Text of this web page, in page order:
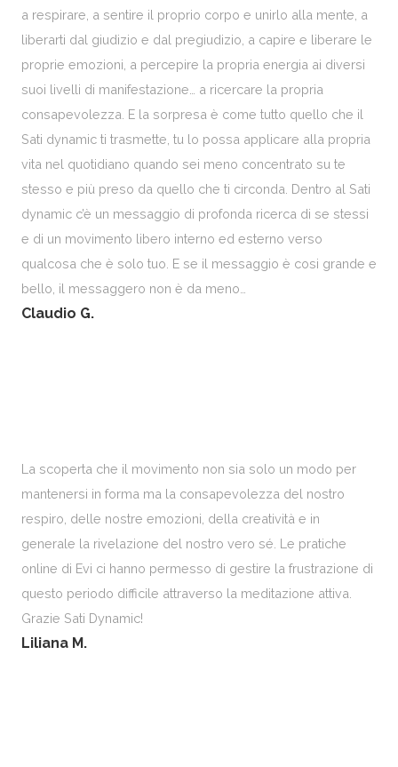
a respirare, a sentire il proprio corpo e unirlo alla mente, a
liberarti dal giudizio e dal pregiudizio, a capire e liberare le
proprie emozioni, a percepire la propria energia ai diversi
suoi livelli di manifestazione… a ricercare la propria
consapevolezza. E la sorpresa è come tutto quello che il
Sati dynamic ti trasmette, tu lo possa applicare alla propria
vita nel quotidiano quando sei meno concentrato su te
stesso e più preso da quello che ti circonda. Dentro al Sati
dynamic c’è un messaggio di profonda ricerca di se stessi
e di un movimento libero interno ed esterno verso
qualcosa che è solo tuo. E se il messaggio è cosi grande e
bello, il messaggero non è da meno…
Claudio G.
La scoperta che il movimento non sia solo un modo per
mantenersi in forma ma la consapevolezza del nostro
respiro, delle nostre emozioni, della creatività e in
generale la rivelazione del nostro vero sé. Le pratiche
online di Evi ci hanno permesso di gestire la frustrazione di
questo periodo difficile attraverso la meditazione attiva.
Grazie Sati Dynamic!
Liliana M.